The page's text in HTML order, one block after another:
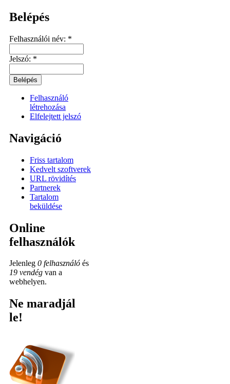
Belépés
Felhasználói név: *
Jelszó: *
Felhasználó
létrehozása
Elfelejtett jelszó
Navigáció
Friss tartalom
Kedvelt szoftverek
URL rövidítés
Partnerek
Tartalom
beküldése
Online
felhasználók
Jelenleg 0 felhasználó és
19 vendég van a
webhelyen.
Ne maradjál
le!